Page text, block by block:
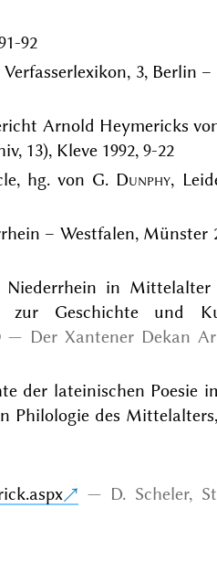
92
3, Berlin –
Arnold Heymericks
13), Kleve 1992, 9-22
hg. von G. Dunphy,
– Westfalen, Münster
in Mittelalter
zur Geschichte und
Der Xantener Dekan
der lateinischen Poesie
Philologie des
D. Scheler,